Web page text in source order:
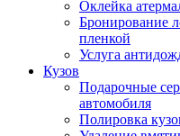
Оклейка
Бронирование
пленкой
Услуга
Кузов
Подарочные
автомобиля
Полировка